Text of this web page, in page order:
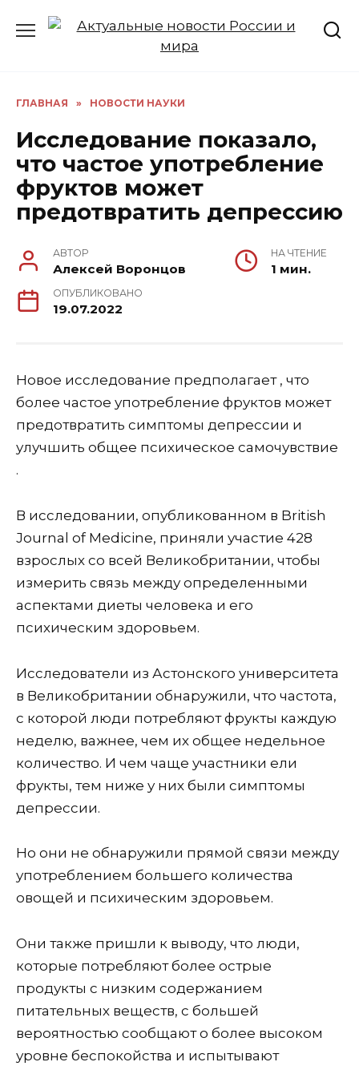
ГЛАВНАЯ » НОВОСТИ НАУКИ
Исследование показало,
что частое употребление
фруктов может
предотвратить депрессию
АВТОР
Алексей Воронцов
НА ЧТЕНИЕ
1 мин.
ОПУБЛИКОВАНО
19.07.2022
Новое исследование предполагает , что
более частое употребление фруктов может
предотвратить симптомы депрессии и
улучшить общее психическое самочувствие
.
В исследовании, опубликованном в British
Journal of Medicine, приняли участие 428
взрослых со всей Великобритании, чтобы
измерить связь между определенными
аспектами диеты человека и его
психическим здоровьем.
Исследователи из Астонского университета
в Великобритании обнаружили, что частота,
с которой люди потребляют фрукты каждую
неделю, важнее, чем их общее недельное
количество. И чем чаще участники ели
фрукты, тем ниже у них были симптомы
депрессии.
Но они не обнаружили прямой связи между
употреблением большего количества
овощей и психическим здоровьем.
Они также пришли к выводу, что люди,
которые потребляют более острые
продукты с низким содержанием
питательных веществ, с большей
вероятностью сообщают о более высоком
уровне беспокойства и испытывают